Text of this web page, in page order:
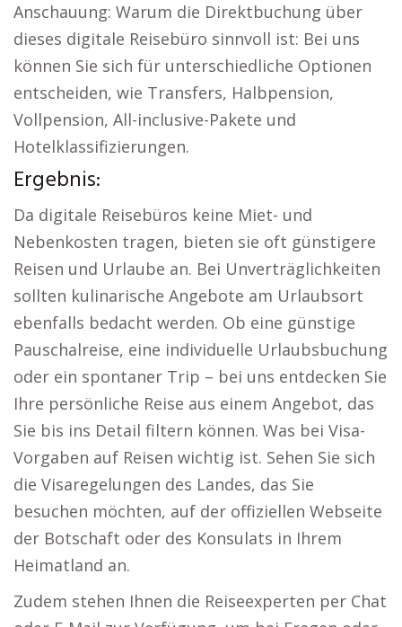
Anschauung: Warum die Direktbuchung über
dieses digitale Reisebüro sinnvoll ist: Bei uns
können Sie sich für unterschiedliche Optionen
entscheiden, wie Transfers, Halbpension,
Vollpension, All-inclusive-Pakete und
Hotelklassifizierungen.
Ergebnis:
Da digitale Reisebüros keine Miet- und
Nebenkosten tragen, bieten sie oft günstigere
Reisen und Urlaube an. Bei Unverträglichkeiten
sollten kulinarische Angebote am Urlaubsort
ebenfalls bedacht werden. Ob eine günstige
Pauschalreise, eine individuelle Urlaubsbuchung
oder ein spontaner Trip – bei uns entdecken Sie
Ihre persönliche Reise aus einem Angebot, das
Sie bis ins Detail filtern können. Was bei Visa-
Vorgaben auf Reisen wichtig ist. Sehen Sie sich
die Visaregelungen des Landes, das Sie
besuchen möchten, auf der offiziellen Webseite
der Botschaft oder des Konsulats in Ihrem
Heimatland an.
Zudem stehen Ihnen die Reiseexperten per Chat